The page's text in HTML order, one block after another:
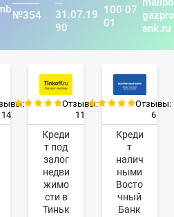
№354
31.07.19
90
100 07
01
ank.ru
14
Отзывы:
11
Креди
т под
залог
недви
жимо
сти в
Тиньк
Отзывы:
6
Креди
т
налич
ными
Восто
чный
Банк